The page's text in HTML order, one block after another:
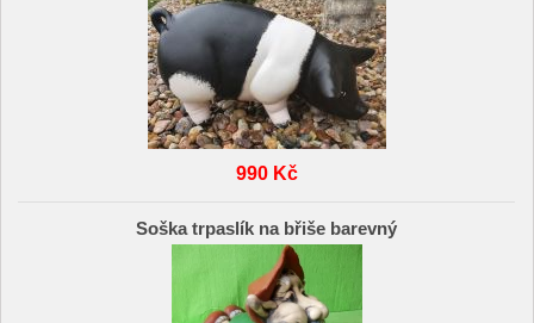
990 Kč
Soška trpaslík na břiše barevný